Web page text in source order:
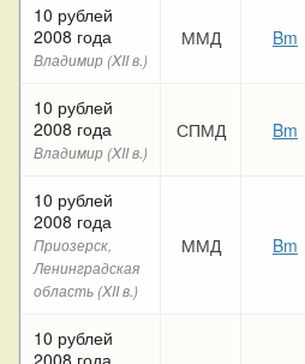
10 рублей
2008 года
Владимир (XII в.)
ММД Bm
10 рублей
2008 года
Владимир (XII в.)
СПМД Bm
10 рублей
2008 года
Приозерск,
Ленинградская
область (XII в.)
ММД Bm
10 рублей
2008 года